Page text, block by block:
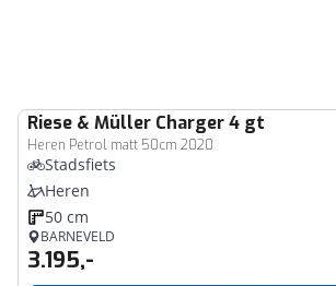
Riese & Müller Charger 4 gt
Heren Petrol matt 50cm 2020
Stadsfiets
Heren
50 cm
BARNEVELD
3.195,-